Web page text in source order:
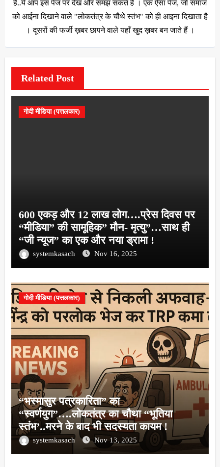
है..ये आप इस पेज पर देख और समझ सकते हैं । एक ऐसा पेज, जो समाज
को आईना दिखाने वाले "लोकतंत्र के चौथे स्तंभ" को ही आइना दिखाता है
। दूसरों की फर्जी ख़बर छापने वाले यहाँ खुद ख़बर बन जाते हैं ।
Related Post
गोदी मीडिया (पत्तलकार)
600 एकड़ और 12 लाख लोग….प्रेस दिवस पर
“मीडिया” की सामूहिक” मौन- मृत्यु”…साथ ही
“जी न्यूज” का एक और नया ड्रामा !
systemkasach Nov 16, 2025
गोदी मीडिया (पत्तलकार)
“भस्मासुर पत्रकारिता” का
“स्वर्णयुग”….लोकतंत्र का चौथा “भूतिया
स्तंभ’..मरने के बाद भी सदस्यता कायम !
systemkasach Nov 13, 2025